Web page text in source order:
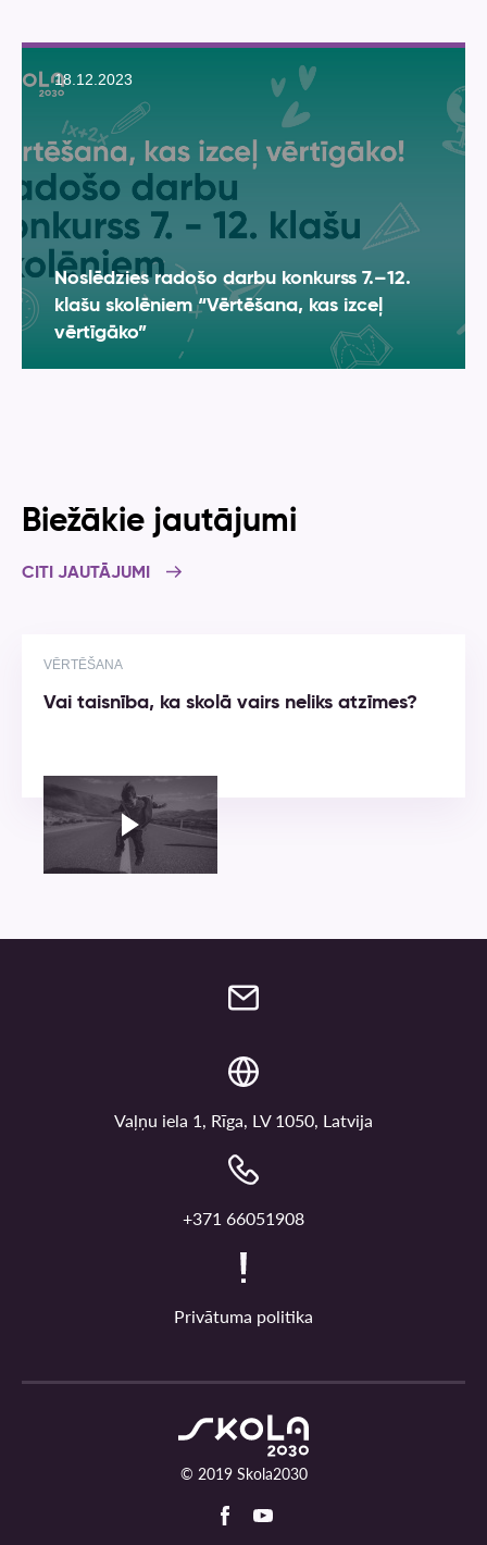
18.12.2023
Noslēdzies radošo darbu konkurss 7.–12.
klašu skolēniem “Vērtēšana, kas izceļ
vērtīgāko”
Biežākie jautājumi
CITI JAUTĀJUMI
VĒRTĒŠANA
Vai taisnība, ka skolā vairs neliks atzīmes?
Vaļņu iela 1, Rīga, LV 1050, Latvija
+371 66051908
Privātuma politika
© 2019 Skola2030